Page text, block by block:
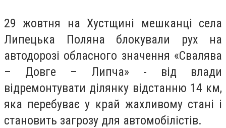
29 жовтня на Хустщині мешканці села
Липецька Поляна блокували рух на
автодорозі обласного значення «Свалява
– Довге – Липча» - від влади
відремонтувати ділянку відстанню 14 км,
яка перебуває у край жахливому стані і
становить загрозу для автомобілістів.